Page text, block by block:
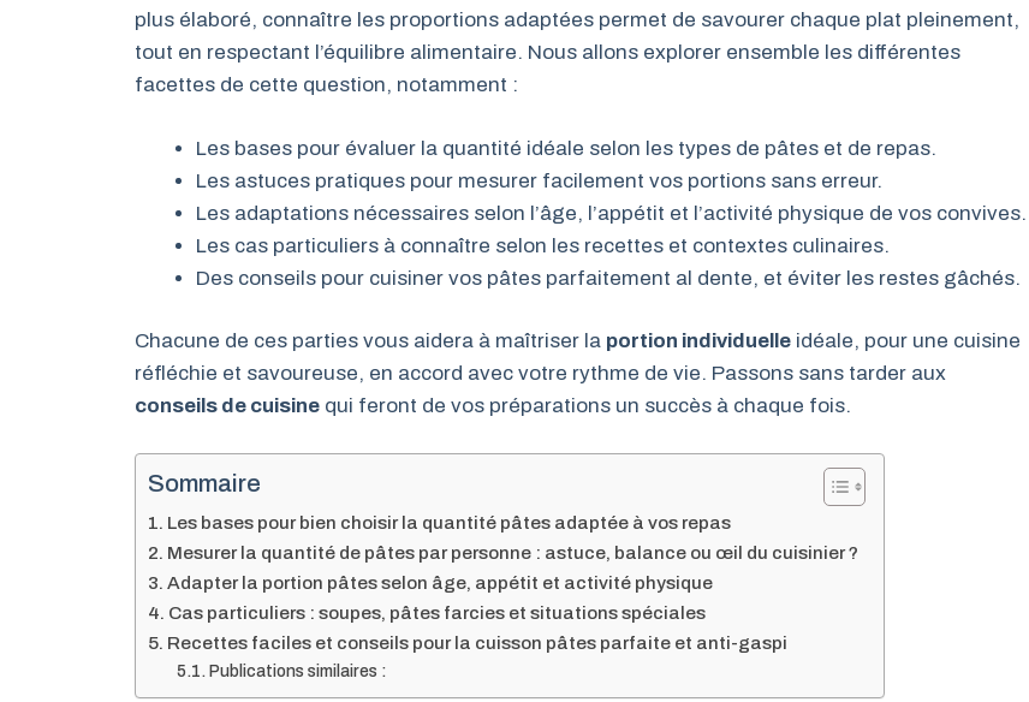
plus élaboré, connaître les proportions adaptées permet de savourer chaque plat pleinement,
tout en respectant l’équilibre alimentaire. Nous allons explorer ensemble les différentes
facettes de cette question, notamment :
Les bases pour évaluer la quantité idéale selon les types de pâtes et de repas.
Les astuces pratiques pour mesurer facilement vos portions sans erreur.
Les adaptations nécessaires selon l’âge, l’appétit et l’activité physique de vos convives.
Les cas particuliers à connaître selon les recettes et contextes culinaires.
Des conseils pour cuisiner vos pâtes parfaitement al dente, et éviter les restes gâchés.
Chacune de ces parties vous aidera à maîtriser la portion individuelle idéale, pour une cuisine
réfléchie et savoureuse, en accord avec votre rythme de vie. Passons sans tarder aux
conseils de cuisine qui feront de vos préparations un succès à chaque fois.
Sommaire
Les bases pour bien choisir la quantité pâtes adaptée à vos repas
Mesurer la quantité de pâtes par personne : astuce, balance ou œil du cuisinier ?
Adapter la portion pâtes selon âge, appétit et activité physique
Cas particuliers : soupes, pâtes farcies et situations spéciales
Recettes faciles et conseils pour la cuisson pâtes parfaite et anti-gaspi
Publications similaires :